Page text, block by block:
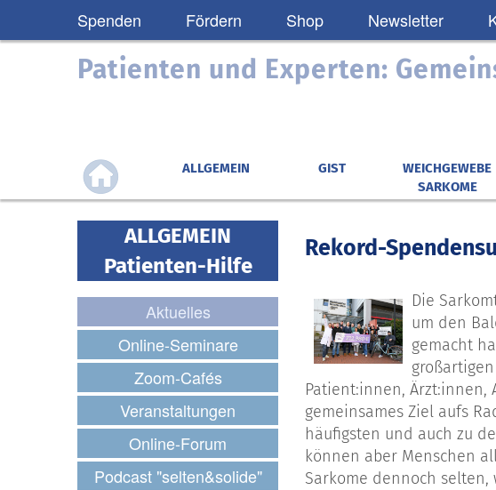
Spenden Fördern Shop Newsletter
Patienten und Experten:
ALLGEMEIN GIST
WEICHGEWEBE
SARKOME
ALLGEMEIN
Patienten-Hilfe
Aktuelles
Online-Seminare
Zoom-Cafés
Veranstaltungen
Online-Forum
Podcast "selten&solide"
Rekord-
Die
um den
gemacht
Patient:innen, Ärzt:innen,
gemeinsames Ziel aufs
häufigsten und auch zu
können aber Menschen
Sarkome dennoch selten,